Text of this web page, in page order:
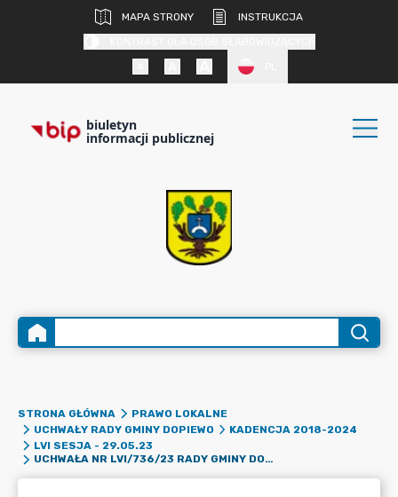
MAPA STRONY
INSTRUKCJA
biuletyn
informacji publicznej
STRONA GŁÓWNA
PRAWO LOKALNE
UCHWAŁY RADY GMINY DOPIEWO
KADENCJA 2018-2024
LVI SESJA - 29.05.23
UCHWAŁA NR LVI/736/23 RADY GMINY DOPIEWO Z DNIA 29 MAJA 2023 R. W SPRAWIE NADANIA NAZWY ULICY KRYSZTAŁOWA W MIEJSCOWOŚCI KONARZEWO